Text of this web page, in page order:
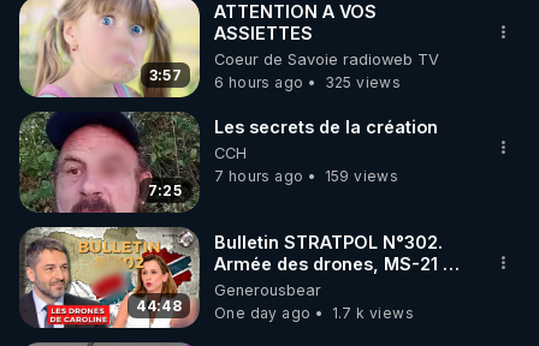
3:57
ATTENTION A VOS
ASSIETTES
Coeur de Savoie radioweb TV
6 hours ago
325 views
7:25
Les secrets de la création
CCH
7 hours ago
159 views
44:48
Bulletin STRATPOL N°302.
Armée des drones, MS-21 en
série, missiles coréens.
07.08.2026.
Generousbear
One day ago
1.7 k views